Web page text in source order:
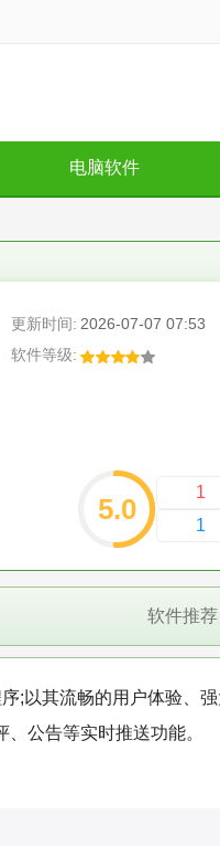
电脑软件
更新时间: 2026-07-07 07:53
软件等级:
5.0
1
1
软件推荐
;以其流畅的用户体验、
公告等实时推送功能。